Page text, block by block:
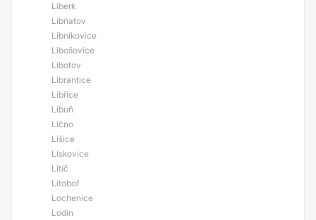
Liberk
Libňatov
Libníkovice
Libošovice
Libotov
Librantice
Libřice
Libuň
Lično
Lišice
Lískovice
Litíč
Litoboř
Lochenice
Lodín